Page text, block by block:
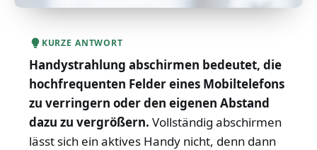
KURZE ANTWORT
Handystrahlung abschirmen bedeutet, die
hochfrequenten Felder eines Mobiltelefons
zu verringern oder den eigenen Abstand
dazu zu vergrößern. Vollständig abschirmen
lässt sich ein aktives Handy nicht, denn dann